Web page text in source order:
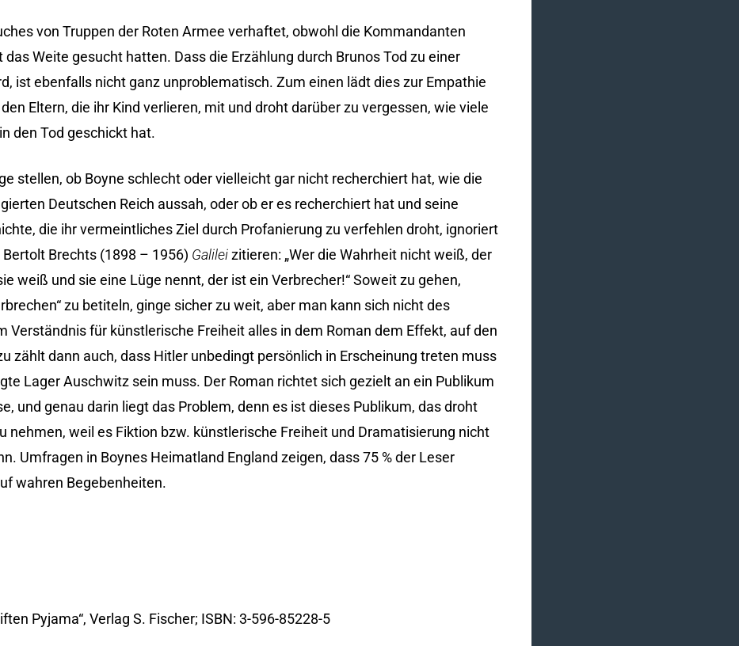
von Truppen der Roten Armee verhaftet, obwohl die Kommandanten
Weite gesucht hatten. Dass die Erzählung durch Brunos Tod zu einer
ist ebenfalls nicht ganz unproblematisch. Zum einen lädt dies zur Empathie
Eltern, die ihr Kind verlieren, mit und droht darüber zu vergessen, wie viele
den Tod geschickt hat.
stellen, ob Boyne schlecht oder vielleicht gar nicht recherchiert hat, wie die
Deutschen Reich aussah, oder ob er es recherchiert hat und seine
die ihr vermeintliches Ziel durch Profanierung zu verfehlen droht, ignoriert
Brechts (1898 – 1956) Galileizitieren: „Wer die Wahrheit nicht weiß, der
weiß und sie eine Lüge nennt, der ist ein Verbrecher!“ Soweit zu gehen,
zu betiteln, ginge sicher zu weit, aber man kann sich nicht des
Verständnis für künstlerische Freiheit alles in dem Roman dem Effekt, auf den
zählt dann auch, dass Hitler unbedingt persönlich in Erscheinung treten muss
Lager Auschwitz sein muss. Der Roman richtet sich gezielt an ein Publikum
und genau darin liegt das Problem, denn es ist dieses Publikum, das droht
nehmen, weil es Fiktion bzw. künstlerische Freiheit und Dramatisierung nicht
Umfragen in Boynes Heimatland England zeigen, dass 75 % der Leser
wahren Begebenheiten.
Pyjama“, Verlag S. Fischer; ISBN: 3-596-85228-5